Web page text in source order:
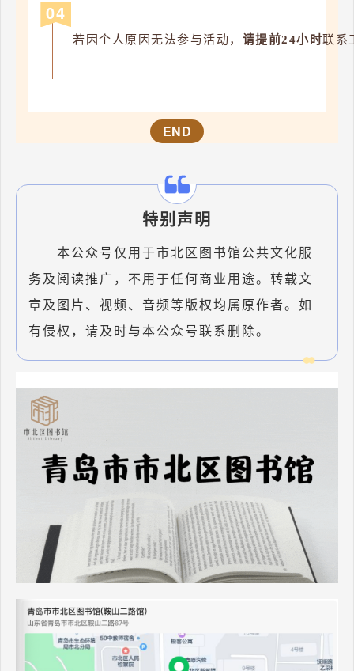
04
若因个人原因无法参与活动， 请提前24小时联系
END
特别声明
本公众号仅用于市北区图书馆公共文化服
务及阅读推广，不用于任何商业用途。转载文
章及图片、视频、音频等版权均属原作者。如
有侵权，请及时与本公众号联系删除。